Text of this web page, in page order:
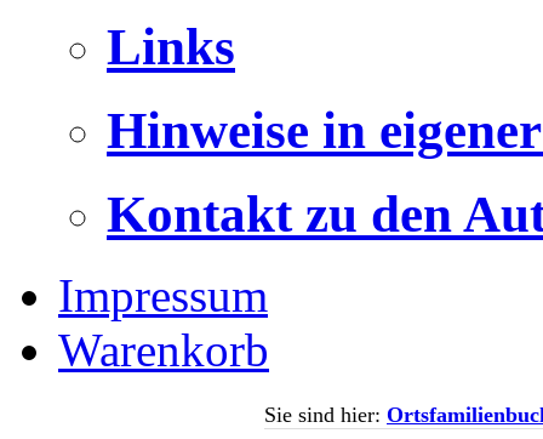
Links
Hinweise in
Kontakt zu den
Impressum
Warenkorb
Sie sind hier: